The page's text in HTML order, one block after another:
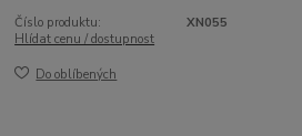
Číslo produktu:
XN055
Hlídat cenu / dostupnost
Do oblíbených